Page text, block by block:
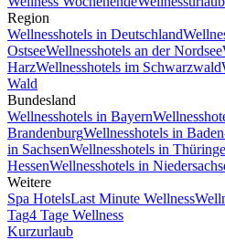
Region
Wellnesshotels in Deutschland
OstseeWellnesshotels an der Nordsee
HarzWellnesshotels im Schwarzwald
Wald
Bundesland
Wellnesshotels in Bayern
BrandenburgWellnesshotels in
in SachsenWellnesshotels in
HessenWellnesshotels in
Weitere
Spa HotelsLast Minute Wellness
Tag4 Tage Wellness
Kurzurlaub